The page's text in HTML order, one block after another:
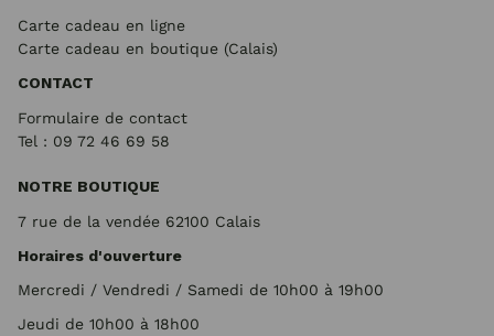
Carte cadeau en ligne
Carte cadeau en boutique (Calais)
CONTACT
Formulaire de contact
Tel : 09 72 46 69 58
NOTRE BOUTIQUE
7 rue de la vendée 62100 Calais
Horaires d'ouverture
Mercredi / Vendredi / Samedi de 10h00 à 19h00
Jeudi de 10h00 à 18h00